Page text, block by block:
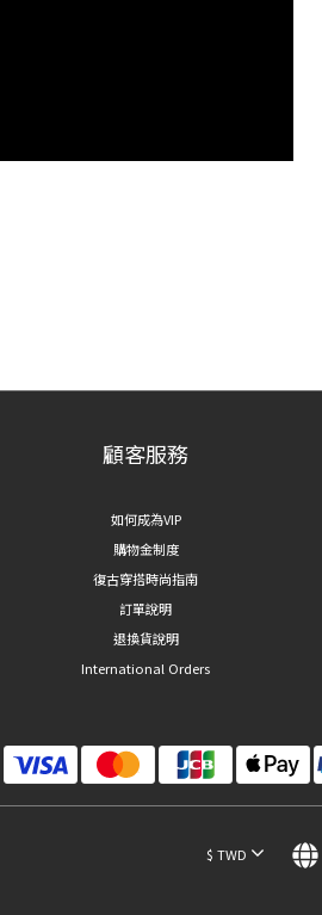
顧客服務
如何成為VIP
購物金制度
復古穿搭時尚指南
訂單說明
退換貨說明
International Orders
$ TWD